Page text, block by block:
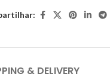
& DELIVERY